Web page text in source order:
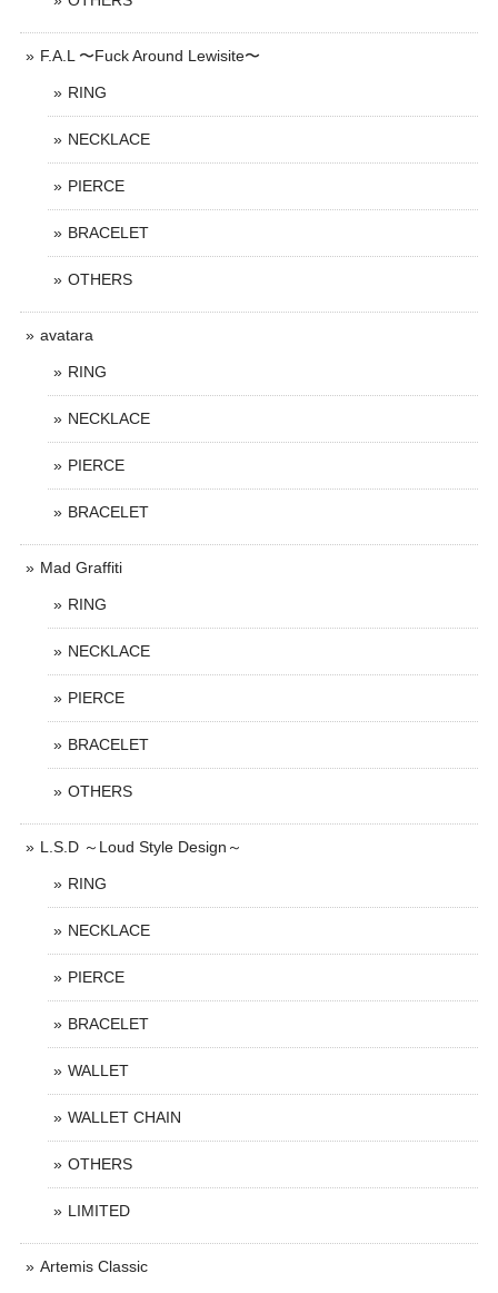
F.A.L 〜Fuck Around Lewisite〜
RING
NECKLACE
PIERCE
BRACELET
OTHERS
avatara
RING
NECKLACE
PIERCE
BRACELET
Mad Graffiti
RING
NECKLACE
PIERCE
BRACELET
OTHERS
L.S.D ～Loud Style Design～
RING
NECKLACE
PIERCE
BRACELET
WALLET
WALLET CHAIN
OTHERS
LIMITED
Artemis Classic